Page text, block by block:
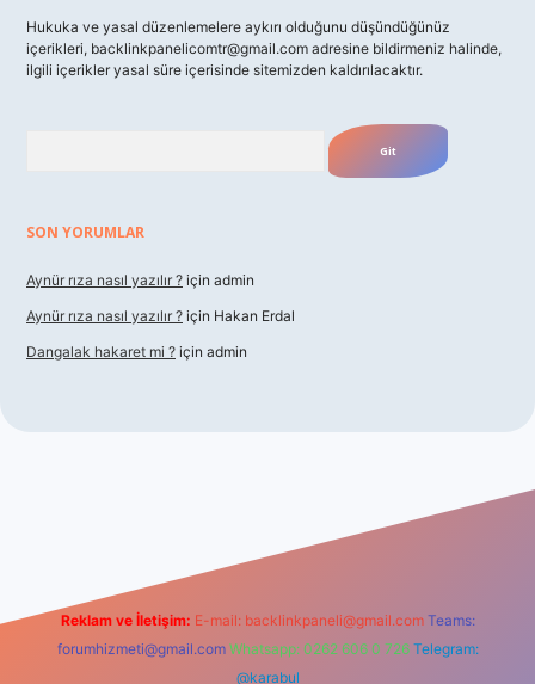
Hukuka ve yasal düzenlemelere aykırı olduğunu düşündüğünüz
içerikleri, backlinkpanelicomtr@gmail.com adresine bildirmeniz halinde,
ilgili içerikler yasal süre içerisinde sitemizden kaldırılacaktır.
SON YORUMLAR
Aynür rıza nasıl yazılır ? için admin
Aynür rıza nasıl yazılır ? için Hakan Erdal
Dangalak hakaret mi ? için admin
Reklam ve İletişim: E-mail: backlinkpaneli@gmail.com Teams:
forumhizmeti@gmail.com Whatsapp: 0262 606 0 726 Telegram:
@karabul